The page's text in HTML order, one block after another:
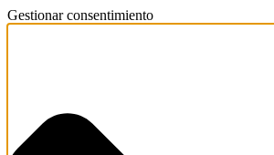
Gestionar consentimiento